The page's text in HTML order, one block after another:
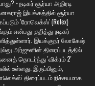
- நடிகர் சூர்யா அதிரடி
இயக்கத்தில் சூர்யா
'ரோலெக்ஸ்' (Rolex)
என்பது குறித்து நடிகர்
இயக்குநர் லோகேஷ்
அர்ஜுனின் திரைப்படத்தில்
தொடர்ந்து 'விக்ரம் 2'
உள்ளது. இருப்பினும்,
திரைப்படம் நிச்சயமாக